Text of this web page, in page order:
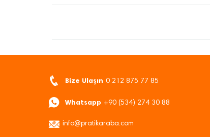
Bize Ulaşın 0 212 875 77 85
Whatsapp +90 (534) 274 30 88
info@pratikaraba.com